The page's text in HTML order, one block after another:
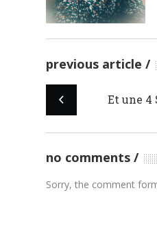
previous article
Et une 4
no comments
Sorry, the comment